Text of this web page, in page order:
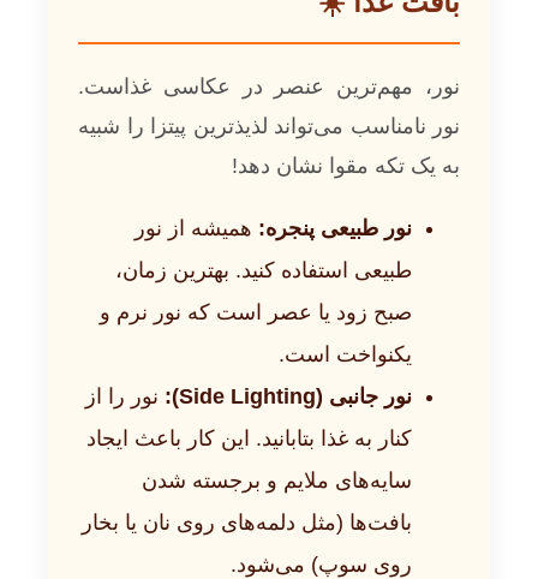
نور، مهم‌ترین عنصر در عکاسی غذاست.
نور نامناسب می‌تواند لذیذترین پیتزا را شبیه
به یک تکه مقوا نشان دهد!
نور طبیعی پنجره: همیشه از نور
طبیعی استفاده کنید. بهترین زمان،
صبح زود یا عصر است که نور نرم و
یکنواخت است.
نور جانبی (Side Lighting):
نور را از
کنار به غذا بتابانید. این کار باعث ایجاد
سایه‌های ملایم و برجسته شدن
بافت‌ها (مثل دلمه‌های روی نان یا بخار
روی سوپ) می‌شود.